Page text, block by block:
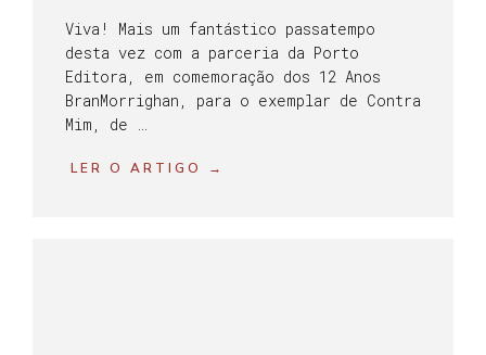
Viva! Mais um fantástico passatempo
desta vez com a parceria da Porto
Editora, em comemoração dos 12 Anos
BranMorrighan, para o exemplar de Contra
Mim, de …
LER O ARTIGO →